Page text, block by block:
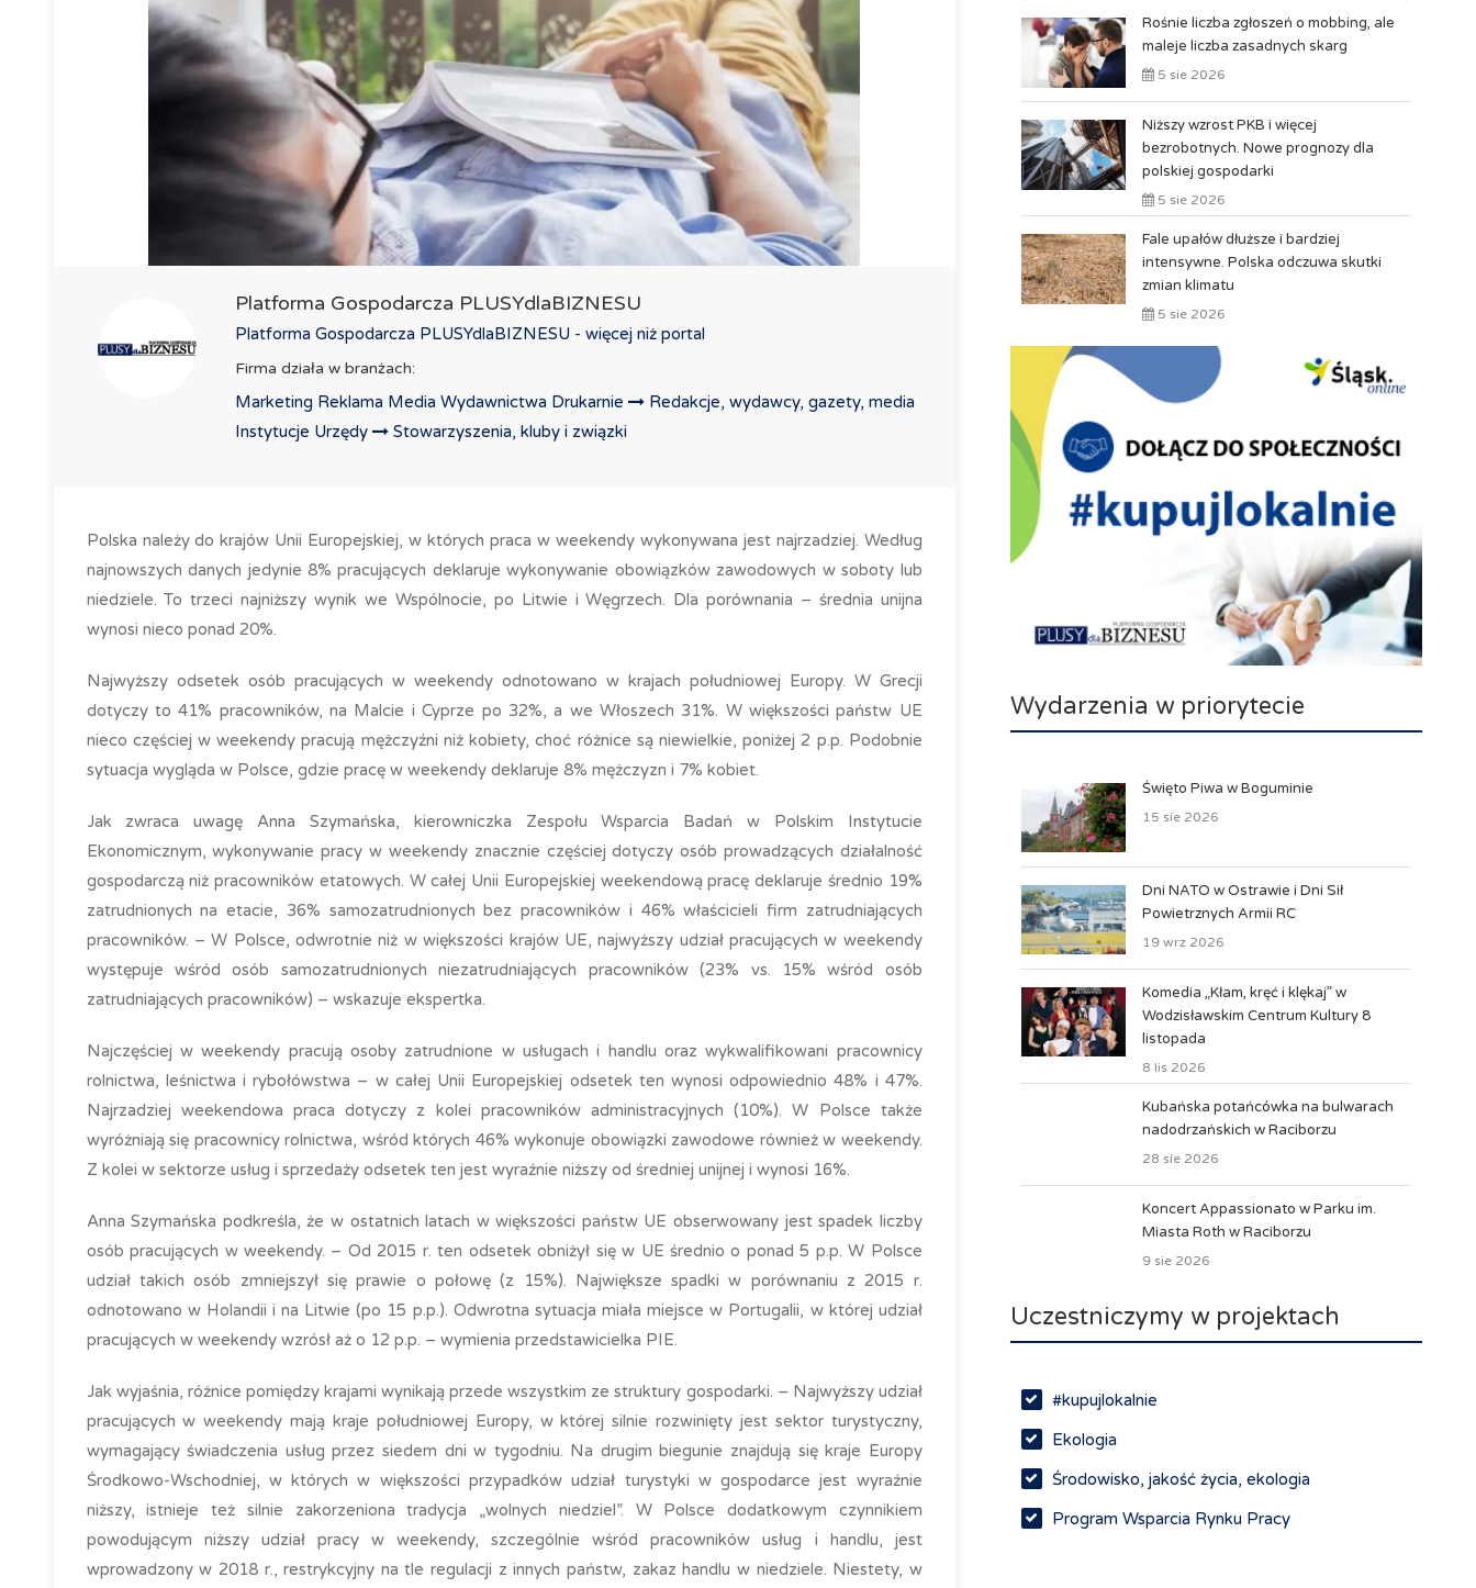
Platforma Gospodarcza PLUSYdlaBIZNESU
Platforma Gospodarcza PLUSYdlaBIZNESU - więcej niż portal
Firma działa w branżach:
Marketing Reklama Media Wydawnictwa Drukarnie
Redakcje, wydawcy, gazety, media
Instytucje Urzędy
Stowarzyszenia, kluby i związki
Polska należy do krajów Unii Europejskiej, w których praca w weekendy wykonywana jest najrzadziej. Według
najnowszych danych jedynie 8% pracujących deklaruje wykonywanie obowiązków zawodowych w soboty lub
niedziele. To trzeci najniższy wynik we Wspólnocie, po Litwie i Węgrzech. Dla porównania – średnia unijna
wynosi nieco ponad 20%.
Najwyższy odsetek osób pracujących w weekendy odnotowano w krajach południowej Europy. W Grecji
dotyczy to 41% pracowników, na Malcie i Cyprze po 32%, a we Włoszech 31%. W większości państw UE
nieco częściej w weekendy pracują mężczyźni niż kobiety, choć różnice są niewielkie, poniżej 2 p.p. Podobnie
sytuacja wygląda w Polsce, gdzie pracę w weekendy deklaruje 8% mężczyzn i 7% kobiet.
Jak zwraca uwagę Anna Szymańska, kierowniczka Zespołu Wsparcia Badań w Polskim Instytucie
Ekonomicznym, wykonywanie pracy w weekendy znacznie częściej dotyczy osób prowadzących działalność
gospodarczą niż pracowników etatowych. W całej Unii Europejskiej weekendową pracę deklaruje średnio 19%
zatrudnionych na etacie, 36% samozatrudnionych bez pracowników i 46% właścicieli firm zatrudniających
pracowników. – W Polsce, odwrotnie niż w większości krajów UE, najwyższy udział pracujących w weekendy
występuje wśród osób samozatrudnionych niezatrudniających pracowników (23% vs. 15% wśród osób
zatrudniających pracowników) – wskazuje ekspertka.
Najczęściej w weekendy pracują osoby zatrudnione w usługach i handlu oraz wykwalifikowani pracownicy
rolnictwa, leśnictwa i rybołówstwa – w całej Unii Europejskiej odsetek ten wynosi odpowiednio 48% i 47%.
Najrzadziej weekendowa praca dotyczy z kolei pracowników administracyjnych (10%). W Polsce także
wyróżniają się pracownicy rolnictwa, wśród których 46% wykonuje obowiązki zawodowe również w weekendy.
Z kolei w sektorze usług i sprzedaży odsetek ten jest wyraźnie niższy od średniej unijnej i wynosi 16%.
Anna Szymańska podkreśla, że w ostatnich latach w większości państw UE obserwowany jest spadek liczby
osób pracujących w weekendy. – Od 2015 r. ten odsetek obniżył się w UE średnio o ponad 5 p.p. W Polsce
udział takich osób zmniejszył się prawie o połowę (z 15%). Największe spadki w porównaniu z 2015 r.
odnotowano w Holandii i na Litwie (po 15 p.p.). Odwrotna sytuacja miała miejsce w Portugalii, w której udział
pracujących w weekendy wzrósł aż o 12 p.p. – wymienia przedstawicielka PIE.
Jak wyjaśnia, różnice pomiędzy krajami wynikają przede wszystkim ze struktury gospodarki. – Najwyższy udział
pracujących w weekendy mają kraje południowej Europy, w której silnie rozwinięty jest sektor turystyczny,
wymagający świadczenia usług przez siedem dni w tygodniu. Na drugim biegunie znajdują się kraje Europy
Środkowo-Wschodniej, w których w większości przypadków udział turystyki w gospodarce jest wyraźnie
niższy, istnieje też silnie zakorzeniona tradycja „wolnych niedziel”. W Polsce dodatkowym czynnikiem
powodującym niższy udział pracy w weekendy, szczególnie wśród pracowników usług i handlu, jest
wprowadzony w 2018 r., restrykcyjny na tle regulacji z innych państw, zakaz handlu w niedziele. Niestety, w
Rośnie liczba zgłoszeń o mobbing, ale
maleje liczba zasadnych skarg
5 sie 2026
Niższy wzrost PKB i więcej
bezrobotnych. Nowe prognozy dla
polskiej gospodarki
5 sie 2026
Fale upałów dłuższe i bardziej
intensywne. Polska odczuwa skutki
zmian klimatu
5 sie 2026
Wydarzenia w priorytecie
Święto Piwa w Boguminie
15 sie 2026
Dni NATO w Ostrawie i Dni Sił
Powietrznych Armii RC
19 wrz 2026
Komedia „Kłam, kręć i klękaj” w
Wodzisławskim Centrum Kultury 8
listopada
8 lis 2026
Kubańska potańcówka na bulwarach
nadodrzańskich w Raciborzu
28 sie 2026
Koncert Appassionato w Parku im.
Miasta Roth w Raciborzu
9 sie 2026
Uczestniczymy w projektach
#kupujlokalnie
Ekologia
Środowisko, jakość życia, ekologia
Program Wsparcia Rynku Pracy